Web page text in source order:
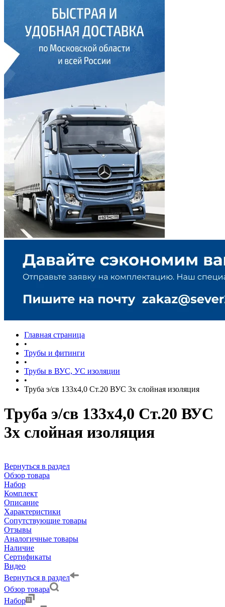
Главная страница
•
Трубы и фитинги
•
Трубы в ВУС, УС изоляции
•
Труба э/св 133х4,0 Ст.20 ВУС 3х слойная изоляция
Труба э/св 133х4,0 Ст.20 ВУС
3х слойная изоляция
Вернуться в раздел
Обзор товара
Набор
Комплект
Описание
Характеристики
Сопутствующие товары
Отзывы
Аналогичные товары
Наличие
Сертификаты
Видео
Вернуться в раздел
Обзор товара
Набор